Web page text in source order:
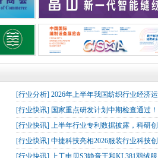
[行业分析] 2026年上半年我国纺织行业经济
[行业快讯] 国家重点研发计划中期检查通过
[行业快讯] 上半年行业专利数据披露，科研
[行业快讯] 中捷科技亮相2026服装行业科技
[行业快讯] 上工申贝S3静音王和KL381羽绒